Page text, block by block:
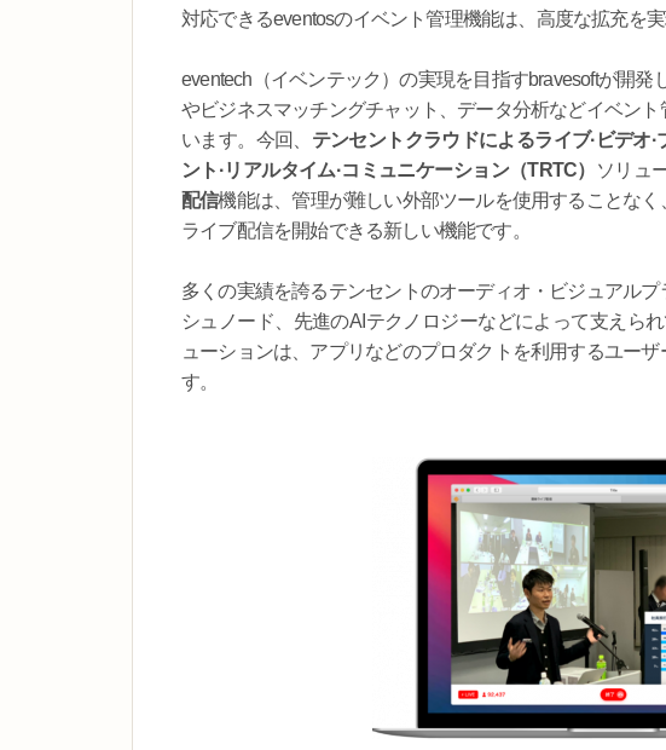
対応できるeventosのイベント管理機能は、高度な拡充を実
eventech（イベンテック）の実現を目指すbravesoftが開
やビジネスマッチングチャット、データ分析などイベン
います。今回、 テンセントクラウドによるライブ·ビデオ
ント·リアルタイム·コミュニケーション（TRTC）
ソリュ
配信機能は、管理が難しい外部ツールを使用することな
ライブ配信を開始できる新しい機能です。
多くの実績を誇るテンセントのオーディオ・ビジュアル
シュノード、先進のAIテクノロジーなどによって支えら
ューションは、アプリなどのプロダクトを利用するユー
す。